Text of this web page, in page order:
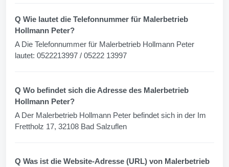
Q Wie lautet die Telefonnummer für Malerbetrieb
Hollmann Peter?
A Die Telefonnummer für Malerbetrieb Hollmann Peter
lautet: 0522213997 / 05222 13997
Q Wo befindet sich die Adresse des Malerbetrieb
Hollmann Peter?
A Der Malerbetrieb Hollmann Peter befindet sich in der Im
Frettholz 17, 32108 Bad Salzuflen
Q Was ist die Website-Adresse (URL) von Malerbetrieb